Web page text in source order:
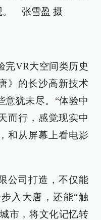
。 张雪盈 摄
完VR大空间类历史
》的长沙高新技术
意犹未尽。“体验中
而行，感觉现实中
和从屏幕上看电影
公司打造，不仅能
入大唐，还能“触
市，将文化记忆转